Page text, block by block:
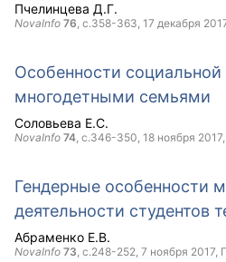
Пчелинцева Д.Г.
NovaInfo 76, с.358-363, 17 декабря
Особенности
многодетными семьями
Соловьева Е.С.
NovaInfo 74, с.346-350, 18 ноября 2017
Гендерные особенности
деятельности студентов
Абраменко Е.В.
NovaInfo 73, с.248-252, 7 ноября 2017,